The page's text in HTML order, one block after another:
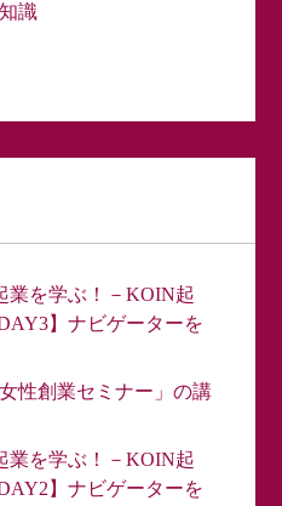
識
を学ぶ！－KOIN起
】ナビゲーターを
性創業セミナー」の講
を学ぶ！－KOIN起
】ナビゲーターを